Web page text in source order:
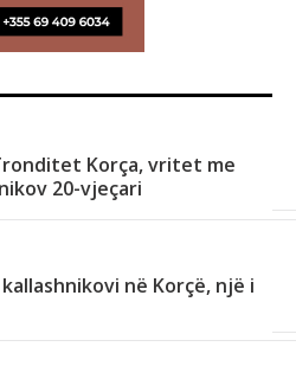
Korça, vritet me
20-vjeçari
në Korçë, një i